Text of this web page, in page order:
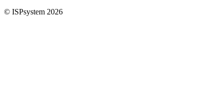
© ISPsystem 2026